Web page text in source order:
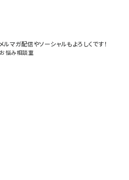
マガ配信やソーシャルもよろしくです！
悩み相談室